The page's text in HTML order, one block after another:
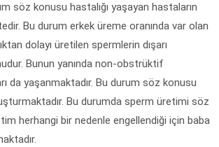
söz konusu hastalığı yaşayan hastaların
Bu durum erkek üreme oranında var olan
dolayı üretilen spermlerin dışarı
Bunun yanında non-obstrüktif
da yaşanmaktadır. Bu durum söz konusu
Bu durumda sperm üretimi söz
herhangi bir nedenle engellendiği için baba